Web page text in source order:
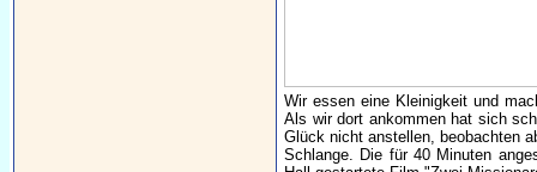
Wir essen eine Kleinigkeit und
Als wir dort ankommen hat sich
Glück nicht anstellen, beobachten
Schlange. Die für 40 Minuten